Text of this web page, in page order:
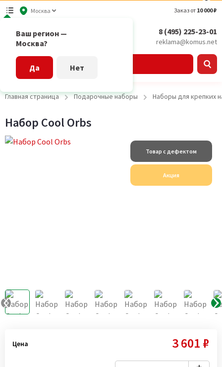
Москва
Ваш регион —
Москва?
Да Нет
Заказ от 10 000 ₽
8 (495) 225-23-01
reklama@komus.net
Главная страница Подарочные наборы Наборы для крепких
Набор Cool Orbs
Товар с дефектом
Акция
Цена 3 601 ₽